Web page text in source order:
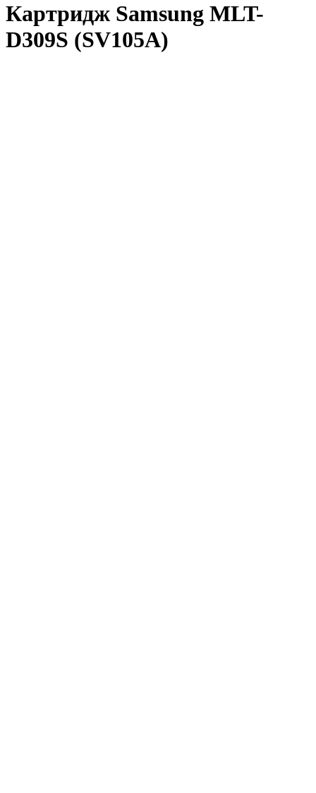
Картридж Samsung MLT-
D309S (SV105A)